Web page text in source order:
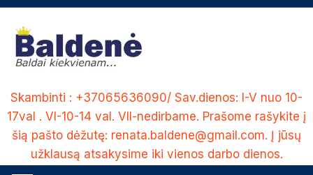
Skip
content
Skambinti : +37065636090/ Sav.dienos: I-V nuo 10-
17val . VI-10-14 val. VII-nedirbame. Prašome rašykite į
šią pašto dėžutę: renata.baldene@gmail.com. Į jūsų
užklausą atsakysime iki vienos darbo dienos.